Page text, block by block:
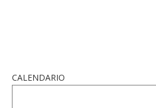
CALENDARIO